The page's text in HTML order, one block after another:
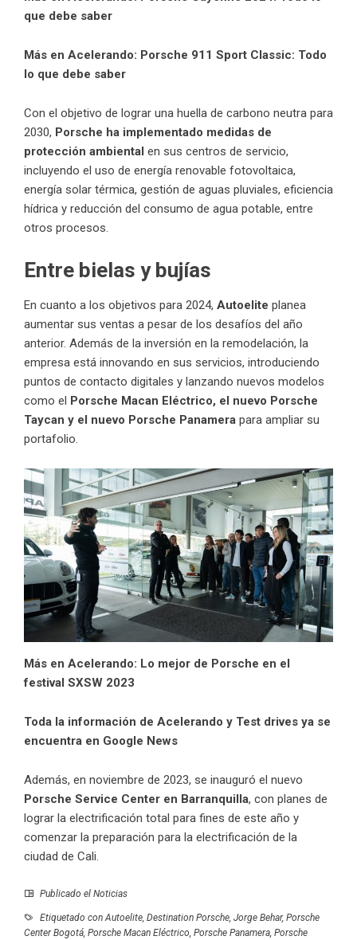
que debe saber
Más en Acelerando: Porsche 911 Sport Classic: Todo
lo que debe saber
Con el objetivo de lograr una huella de carbono neutra para
2030, Porsche ha implementado medidas de
protección ambiental en sus centros de servicio,
incluyendo el uso de energía renovable fotovoltaica,
energía solar térmica, gestión de aguas pluviales, eficiencia
hídrica y reducción del consumo de agua potable, entre
otros procesos.
Entre bielas y bujías
En cuanto a los objetivos para 2024, Autoelite planea
aumentar sus ventas a pesar de los desafíos del año
anterior. Además de la inversión en la remodelación, la
empresa está innovando en sus servicios, introduciendo
puntos de contacto digitales y lanzando nuevos modelos
como el Porsche Macan Eléctrico, el nuevo Porsche
Taycan y el nuevo Porsche Panamera para ampliar su
portafolio.
Más en Acelerando: Lo mejor de Porsche en el
festival SXSW 2023
Toda la información de Acelerando y Test drives ya se
encuentra en Google News
Además, en noviembre de 2023, se inauguró el nuevo
Porsche Service Center en Barranquilla, con planes de
lograr la electrificación total para fines de este año y
comenzar la preparación para la electrificación de la
ciudad de Cali.
Publicado el Noticias
Etiquetado conAutoelite, Destination Porsche, Jorge Behar, Porsche
Center Bogotá, Porsche Macan Eléctrico, Porsche Panamera, Porsche